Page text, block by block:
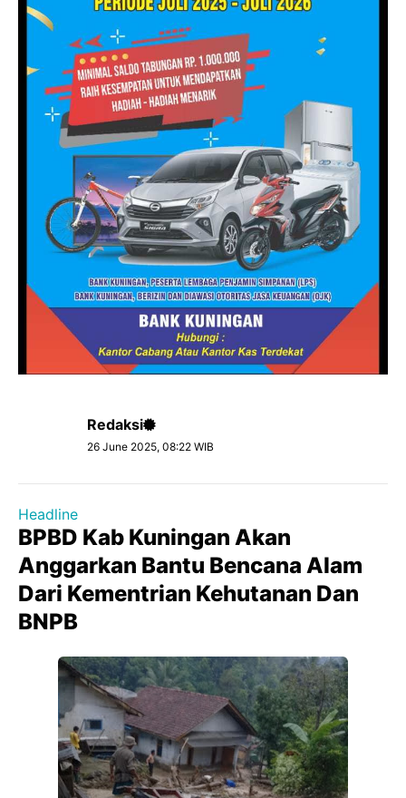
Redaksi
26 June 2025, 08:22 WIB
Headline
BPBD Kab Kuningan Akan
Anggarkan Bantu Bencana Alam
Dari Kementrian Kehutanan Dan
BNPB